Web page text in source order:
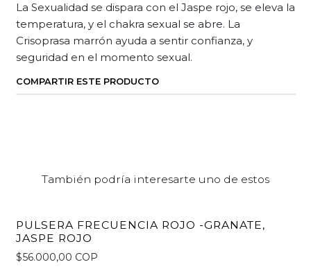
La Sexualidad se dispara con el Jaspe rojo, se eleva la
temperatura, y el chakra sexual se abre. La
Crisoprasa marrón ayuda a sentir confianza, y
seguridad en el momento sexual.
COMPARTIR ESTE PRODUCTO
También podría interesarte uno de estos
PULSERA FRECUENCIA ROJO -GRANATE,
JASPE ROJO
$56.000,00 COP